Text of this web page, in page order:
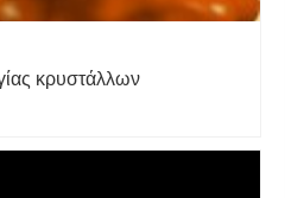
κρυστάλλων